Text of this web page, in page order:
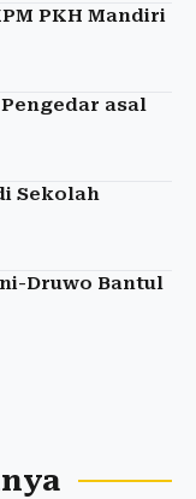
PKH Mandiri
asal
Sekolah
Druwo Bantul